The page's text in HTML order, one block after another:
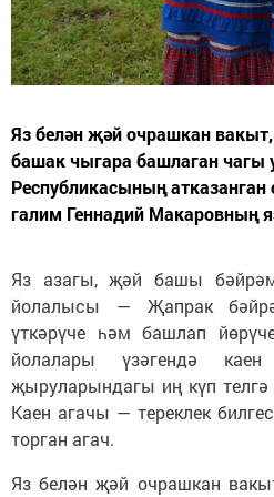
Яз белән җәй очрашкан
башак чыгара башлаган чагы
Республикасының атказанган
галим Геннадий Макаровның
Яз азагы, җәй башы
йолалысы — Җапрак
үткәрүче һәм башлап
йолалары үзәгендә
җыруларындагы иң күп
Каен агачы — тереклек
торган агач.
Яз белән җәй очрашкан